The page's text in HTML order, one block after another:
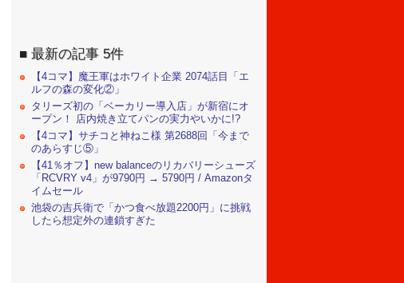
最新の記事 5件
【4コマ】魔王軍はホワイト企業 2074話目「エ
ルフの森の変化②」
タリーズ初の「ベーカリー導入店」が新宿にオ
ープン！ 店内焼き立てパンの実力やいかに!?
【4コマ】サチコと神ねこ様 第2688回「今まで
のあらすじ⑤」
【41％オフ】new balanceのリカバリーシューズ
「RCVRY v4」が9790円 → 5790円 / Amazonタ
イムセール
池袋の吉兵衛で「かつ食べ放題2200円」に挑戦
したら想定外の連鎖すぎた